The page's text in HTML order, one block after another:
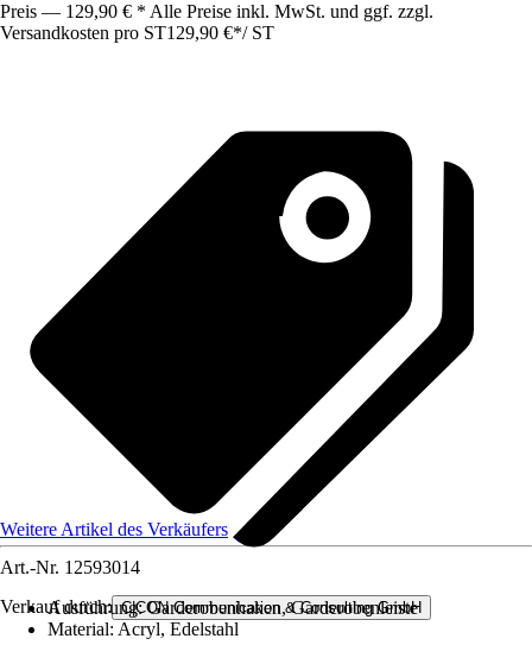
Preis — 129,90 € * Alle Preise inkl. MwSt. und ggf. zzgl.
Versandkosten pro ST129,90 €*/ ST
Verkauf durch: C|CON Communication & Consulting GmbH
Weitere Artikel des Verkäufers
Art.-Nr. 12593014
Ausführung:Garderobenhaken, Garderobenleiste
Material: Acryl, Edelstahl